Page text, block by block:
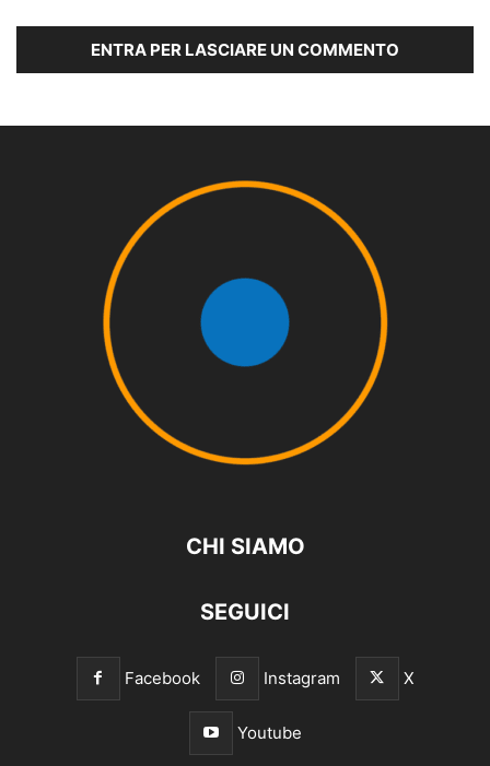
ENTRA PER LASCIARE UN COMMENTO
CHI SIAMO
SEGUICI
Facebook Instagram X
Youtube